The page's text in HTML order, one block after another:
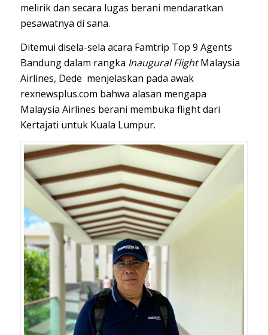
melirik dan secara lugas berani mendaratkan
pesawatnya di sana.
Ditemui disela-sela acara Famtrip Top 9 Agents
Bandung dalam rangka Inaugural FlightMalaysia
Airlines, Dede menjelaskan pada awak
rexnewsplus.com bahwa alasan mengapa
Malaysia Airlines berani membuka flight dari
Kertajati untuk Kuala Lumpur.